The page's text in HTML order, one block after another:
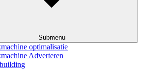
Submenu
optimalisatie
Adverteren